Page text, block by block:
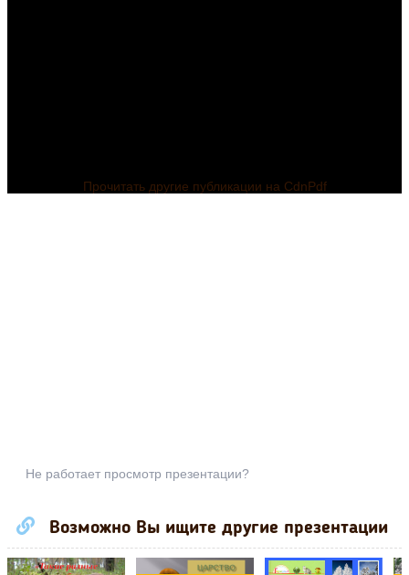
Прочитать другие публикации на CdnPdf
Не работает просмотр презентации?
Возможно Вы ищите другие презентации